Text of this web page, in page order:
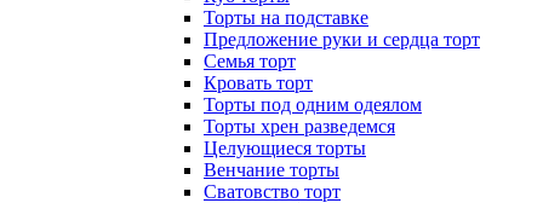
Торты на подставке
Предложение руки и сердца торт
Семья торт
Кровать торт
Торты под одним одеялом
Торты хрен разведемся
Целующиеся торты
Венчание торты
Сватовство торт